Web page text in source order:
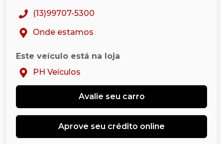
(13)99707-5300
Onde estamos
Este veículo está na loja
PH Veículos
Avalie seu carro
Aprove seu crédito online